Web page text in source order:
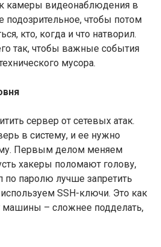
камеры видеонаблюдения в
подозрительное, чтобы потом
кто, когда и что натворил.
так, чтобы важные события
мусора.
сервер от сетевых атак.
в систему, и ее нужно
Первым делом меняем
хакеры поломают голову,
по паролю лучше запретить
SSH-ключи. Это как
машины – сложнее подделать,